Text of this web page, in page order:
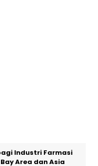
Industri Farmasi
Area dan Asia